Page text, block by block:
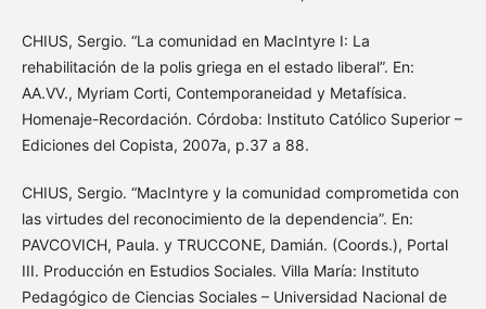
CHIUS, Sergio. “La comunidad en MacIntyre I: La
rehabilitación de la polis griega en el estado liberal”. En:
AA.VV., Myriam Corti, Contemporaneidad y Metafísica.
Homenaje-Recordación. Córdoba: Instituto Católico Superior –
Ediciones del Copista, 2007a, p.37 a 88.
CHIUS, Sergio. “MacIntyre y la comunidad comprometida con
las virtudes del reconocimiento de la dependencia”. En:
PAVCOVICH, Paula. y TRUCCONE, Damián. (Coords.), Portal
III. Producción en Estudios Sociales. Villa María: Instituto
Pedagógico de Ciencias Sociales – Universidad Nacional de